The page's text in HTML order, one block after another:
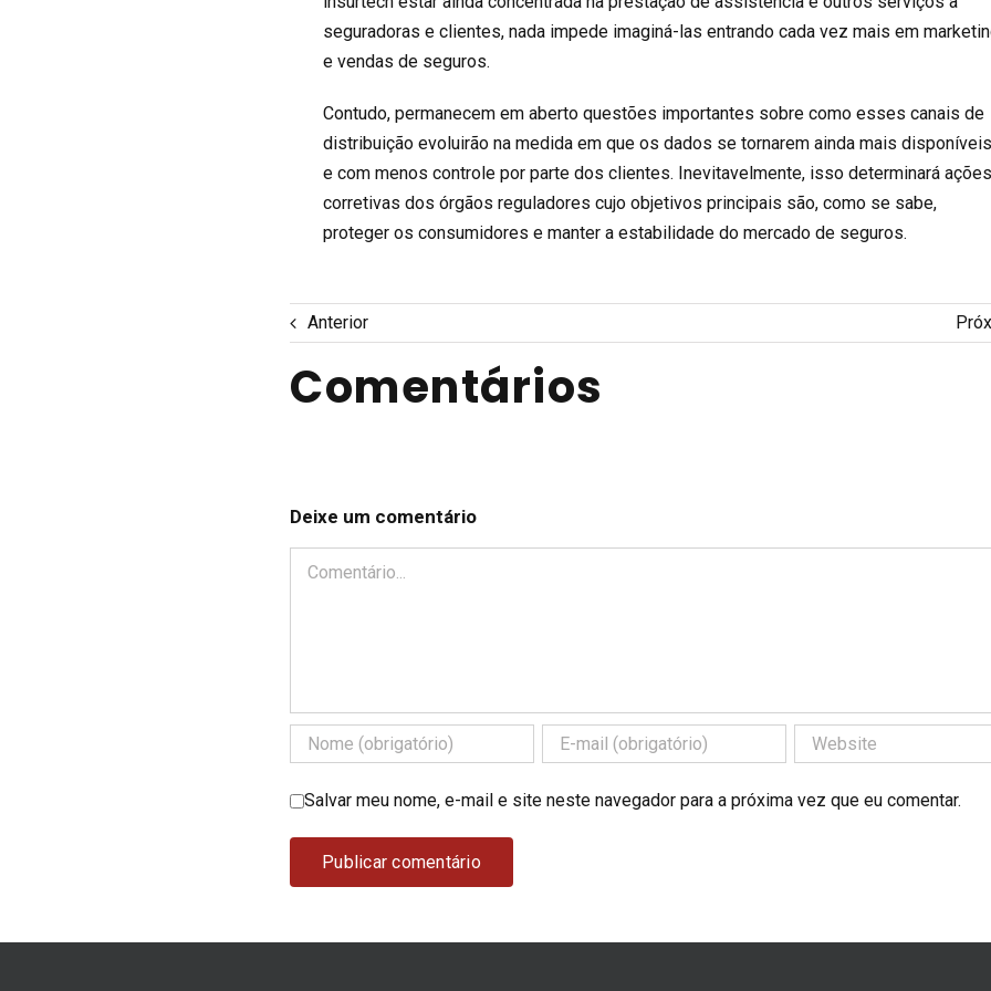
seguradoras e clientes, nada impede imaginá-las entrando cada vez mais em
e vendas de seguros.
Contudo, permanecem em aberto questões importantes sobre como esses canais de
distribuição evoluirão na medida em que os dados se tornarem ainda mais disponíveis
e com menos controle por parte dos clientes. Inevitavelmente, isso determinará ações
corretivas dos órgãos reguladores cujo objetivos principais são, como se sabe,
proteger os consumidores e manter a estabilidade do mercado de seguros.
Anterior
Comentários
Deixe um comentário
Comentário
Salvar meu nome, e-mail e site neste navegador para a próxima vez que eu comentar.